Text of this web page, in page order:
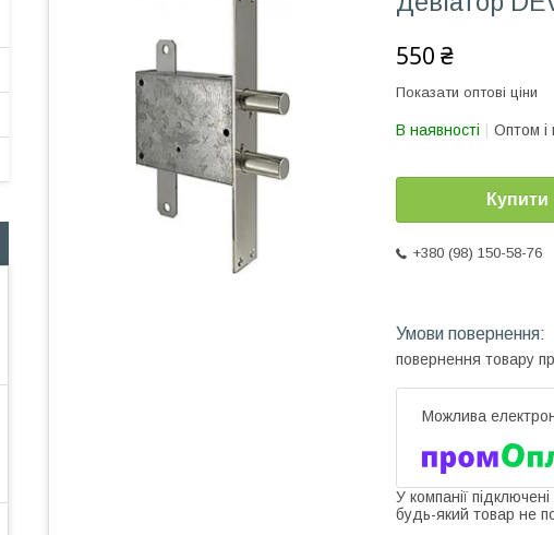
550 ₴
Показати оптові ціни
В наявності Оптом і
Купити
+380 (98) 150-58-76
повернення товару
У компанії
будь-який товар не